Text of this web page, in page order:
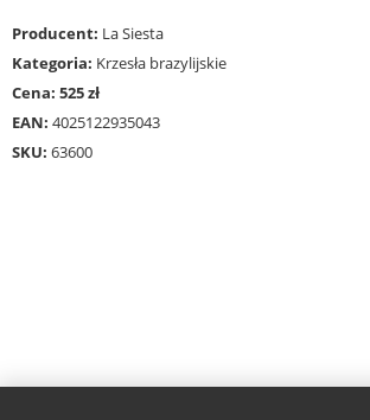
Producent: La Siesta
Kategoria: Krzesła brazylijskie
Cena: 525 zł
EAN: 4025122935043
SKU: 63600